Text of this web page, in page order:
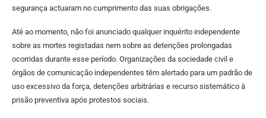
segurança actuaram no cumprimento das suas obrigações.
Até ao momento, não foi anunciado qualquer inquérito independente
sobre as mortes registadas nem sobre as detenções prolongadas
ocorridas durante esse período. Organizações da sociedade civil e
órgãos de comunicação independentes têm alertado para um padrão de
uso excessivo da força, detenções arbitrárias e recurso sistemático à
prisão preventiva após protestos sociais.